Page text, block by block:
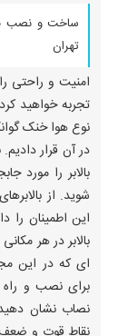
تهران
امنیت و راحتی
تجربه خواهید
نوع هوا خنک
در آن قرار دادیم.
بالابر را مورد
شوید. از
این اطمینان را
بالابر در هر
ای که در این
برای نصب و راه
نصاب نشان دهید